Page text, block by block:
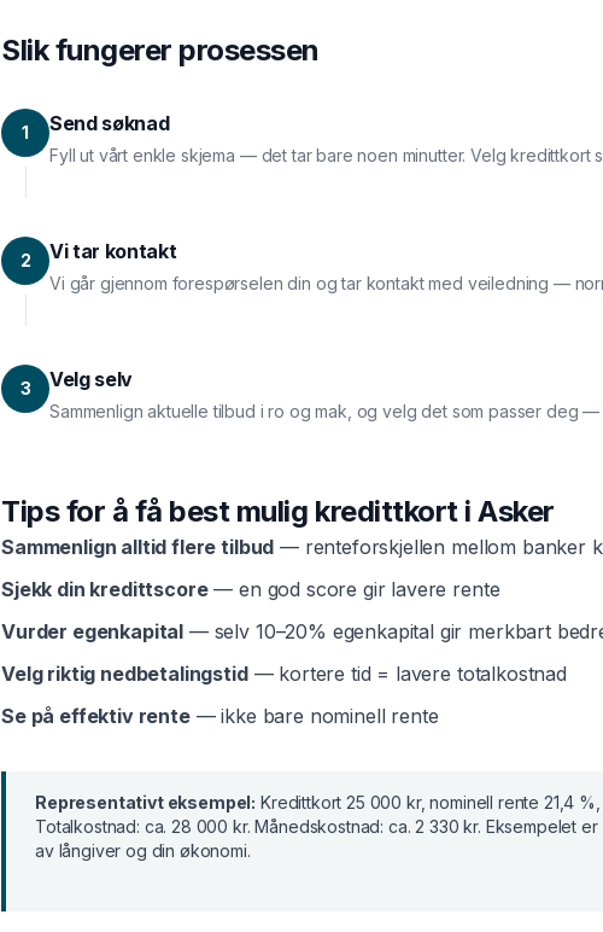
Slik fungerer prosessen
1 Send søknad
Fyll ut vårt enkle skjema — det tar bare noen minutter. Velg kredittkort
2 Vi tar kontakt
Vi går gjennom forespørselen din og tar kontakt med veiledning —
3 Velg selv
Sammenlign aktuelle tilbud i ro og mak, og velg det som passer deg
Tips for å få best mulig kredittkortiAsker
Sammenlign alltid flere tilbud — renteforskjellen mellom banker
Sjekk din kredittscore— en god score gir lavere rente
Vurder egenkapital — selv 10–20% egenkapital gir merkbart
Velg riktig nedbetalingstid— kortere tid = lavere totalkostnad
Se på effektiv rente— ikke bare nominell rente
Representativt eksempel: Kredittkort 25 000 kr, nominell rente 21,4 %
Totalkostnad: ca. 28 000 kr. Månedskostnad: ca. 2 330 kr. Eksempelet
av långiver og din økonomi.